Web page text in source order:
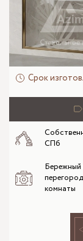
Срок
СПб
Бережный
комнаты